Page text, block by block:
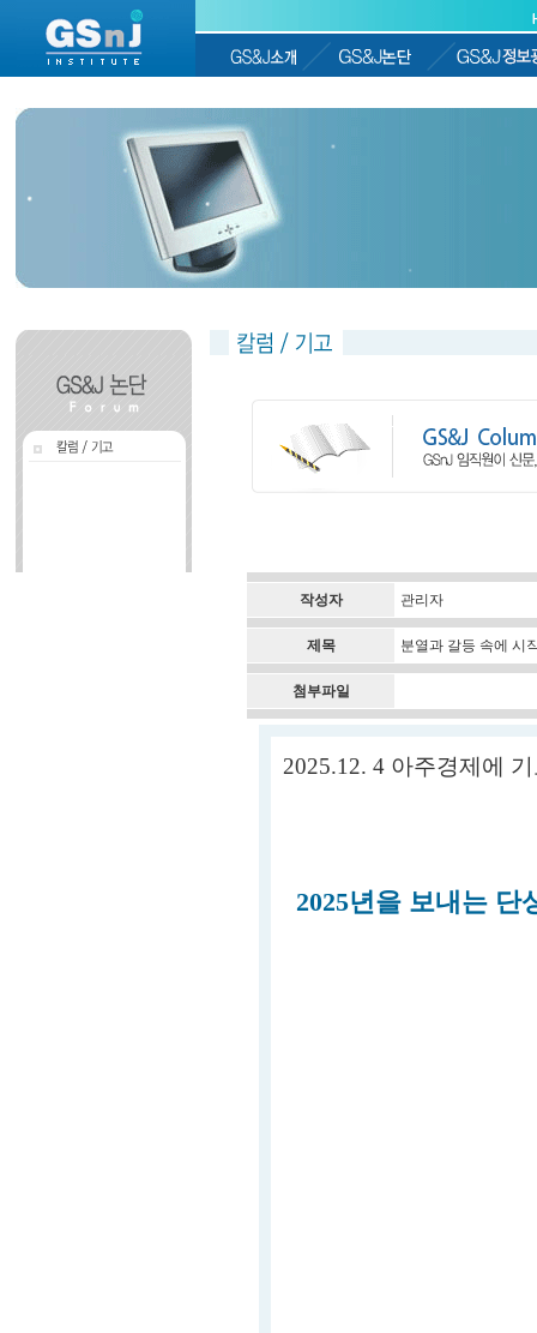
작성자 관리자
제목 분열과 갈등 속에 시
첨부파일
2025.12. 4 아주경제에
2025년을 보내는 단